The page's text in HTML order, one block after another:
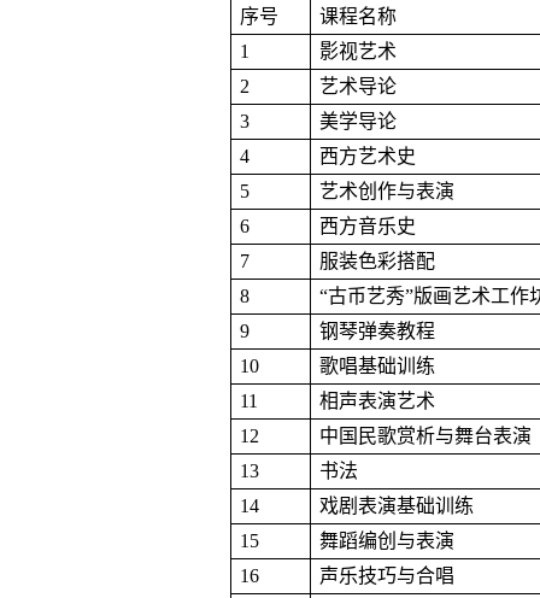
序号
课程名称
1
影视艺术
2
艺术导论
3
美学导论
4
西方艺术史
5
艺术创作与表演
6
西方音乐史
7
服装色彩搭配
8
“古币艺秀”版画艺术工作
9
钢琴弹奏教程
10
歌唱基础训练
11
相声表演艺术
12
中国民歌赏析与舞台表演
13
书法
14
戏剧表演基础训练
15
舞蹈编创与表演
16
声乐技巧与合唱